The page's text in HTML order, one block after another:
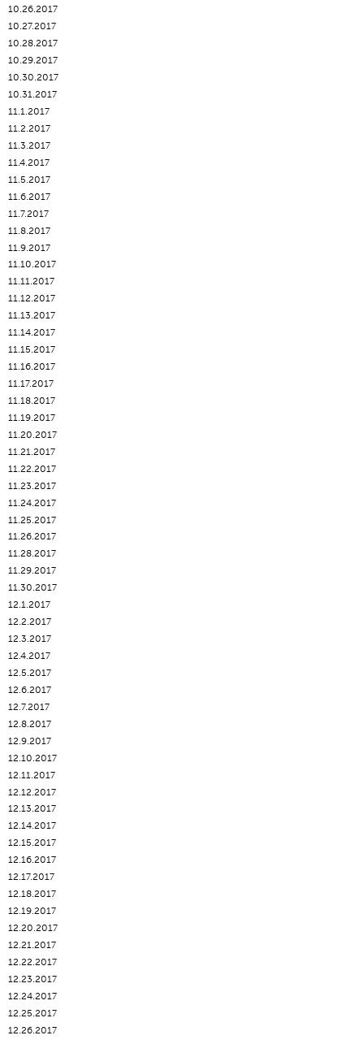
10.26.2017
10.27.2017
10.28.2017
10.29.2017
10.30.2017
10.31.2017
11.1.2017
11.2.2017
11.3.2017
11.4.2017
11.5.2017
11.6.2017
11.7.2017
11.8.2017
11.9.2017
11.10.2017
11.11.2017
11.12.2017
11.13.2017
11.14.2017
11.15.2017
11.16.2017
11.17.2017
11.18.2017
11.19.2017
11.20.2017
11.21.2017
11.22.2017
11.23.2017
11.24.2017
11.25.2017
11.26.2017
11.28.2017
11.29.2017
11.30.2017
12.1.2017
12.2.2017
12.3.2017
12.4.2017
12.5.2017
12.6.2017
12.7.2017
12.8.2017
12.9.2017
12.10.2017
12.11.2017
12.12.2017
12.13.2017
12.14.2017
12.15.2017
12.16.2017
12.17.2017
12.18.2017
12.19.2017
12.20.2017
12.21.2017
12.22.2017
12.23.2017
12.24.2017
12.25.2017
12.26.2017